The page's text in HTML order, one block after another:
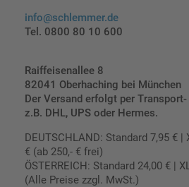
info@schlemmer.de
Tel. 0800 80 10 600
Raiffeisenallee 8
82041 Oberhaching bei München
Der Versand erfolgt per
z.B. DHL, UPS oder Hermes.
DEUTSCHLAND: Standard 7,95 € |
€ (ab 250,- € frei)
ÖSTERREICH: Standard 24,00 € |
(Alle Preise zzgl. MwSt.)